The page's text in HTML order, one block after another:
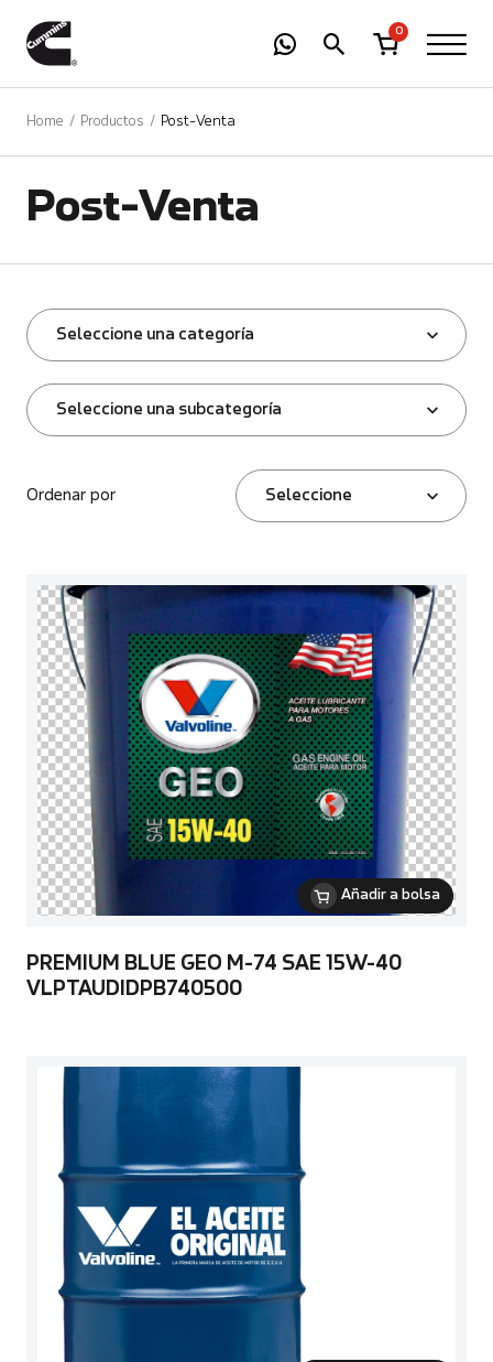
0
Home Productos Post-Venta
Post-Venta
Seleccione una categoría
Seleccione una subcategoría
Ordenar por Seleccione
Añadir a bolsa
PREMIUM BLUE GEO M-74 SAE 15W-40
VLPTAUDIDPB740500